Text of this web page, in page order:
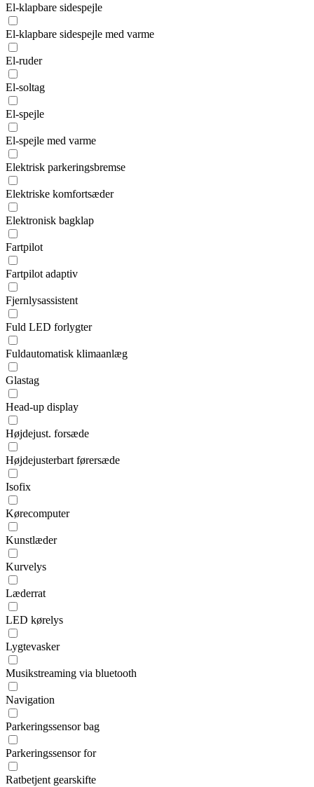
El-klapbare sidespejle
El-klapbare sidespejle med varme
El-ruder
El-soltag
El-spejle
El-spejle med varme
Elektrisk parkeringsbremse
Elektriske komfortsæder
Elektronisk bagklap
Fartpilot
Fartpilot adaptiv
Fjernlysassistent
Fuld LED forlygter
Fuldautomatisk klimaanlæg
Glastag
Head-up display
Højdejust. forsæde
Højdejusterbart førersæde
Isofix
Kørecomputer
Kunstlæder
Kurvelys
Læderrat
LED kørelys
Lygtevasker
Musikstreaming via bluetooth
Navigation
Parkeringssensor bag
Parkeringssensor for
Ratbetjent gearskifte